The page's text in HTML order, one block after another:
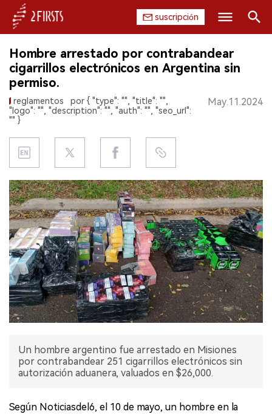
suscripción
INICIO
EMPRESA
PRODUCTO
REGULACIÓN
CHINA
DATOS
EXPOSICIÓN
ENTREVISTA
Buscar
Hombre arrestado por contrabandear
cigarrillos electrónicos en Argentina sin
permiso.
reglamentos
por { "type": "", "title": "",
"logo": "", "description": "", "auth": "", "seo_url":
"" }
May.11.2024
Un hombre argentino fue arrestado en Misiones
por contrabandear 251 cigarrillos electrónicos sin
autorización aduanera, valuados en $26,000.
Según Noticiasdel6, el 10 de mayo, un hombre en la